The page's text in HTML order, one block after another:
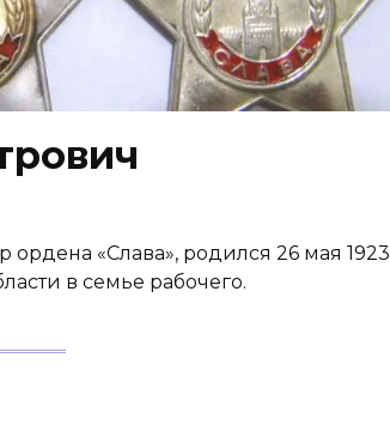
«Слава», родился 26 мая 1923
в семье рабочего.